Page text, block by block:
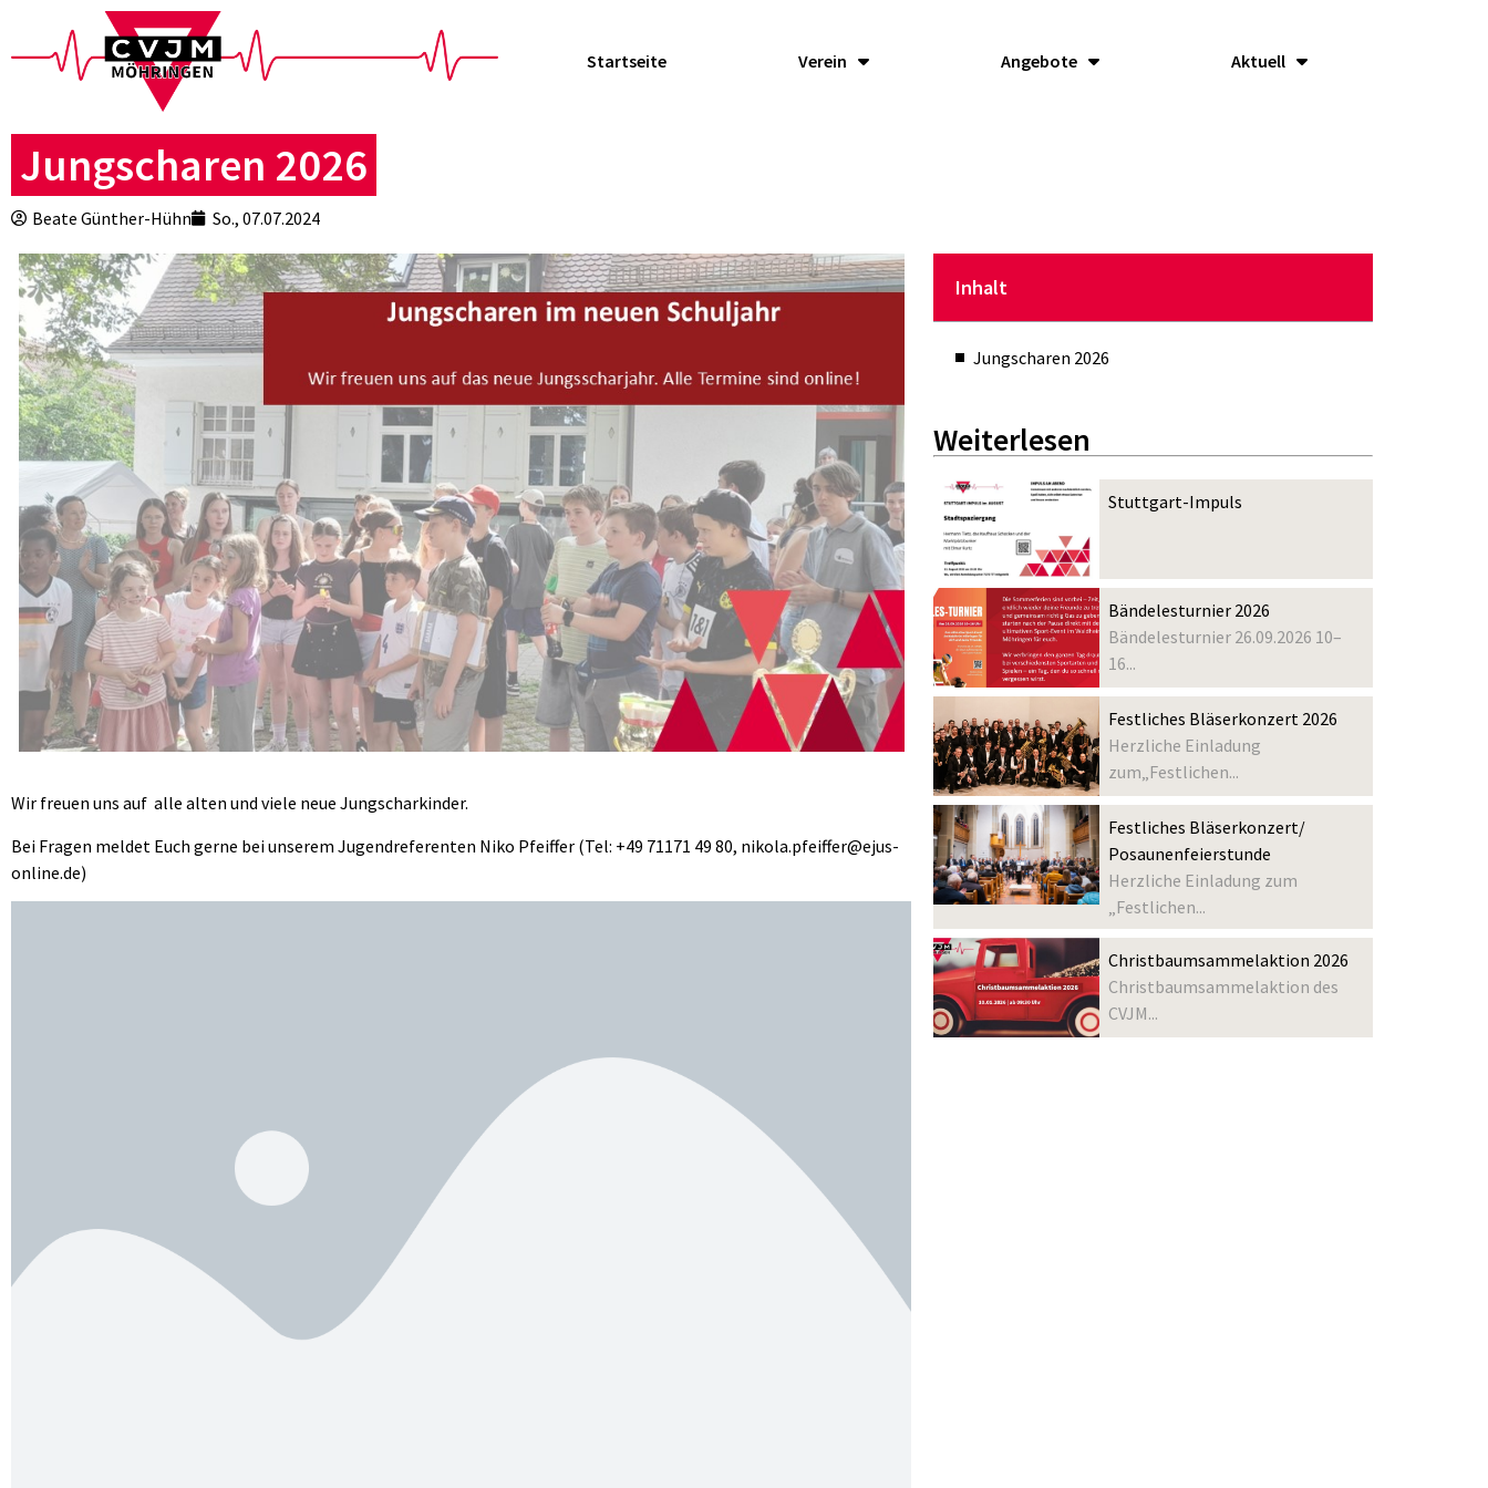
Startseite Verein Angebote Aktuell
Jungscharen 2026
Beate Günther-Hühn So., 07.07.2024
Wir freuen uns auf alle alten und viele neue Jungscharkinder.
Bei Fragen meldet Euch gerne bei unserem Jugendreferenten Niko Pfeiffer (Tel: +49 71171 49 80, nikola.pfeiffer@ejus-
online.de)
Inhalt
Jungscharen 2026
Weiterlesen
Stuttgart-Impuls
Bändelesturnier 2026
Bändelesturnier 26.09.2026 10–
16...
Festliches Bläserkonzert 2026
Herzliche Einladung
zum„Festlichen...
Festliches Bläserkonzert/
Posaunenfeierstunde
Herzliche Einladung zum
„Festlichen...
Christbaumsammelaktion 2026
Christbaumsammelaktion des
CVJM...